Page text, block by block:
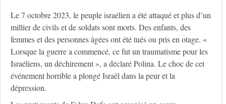
Le 7 octobre 2023, le peuple israélien a été attaqué et plus d’un
millier de civils et de soldats sont morts. Des enfants, des
femmes et des personnes âgées ont été tués ou pris en otage. «
Lorsque la guerre a commencé, ce fut un traumatisme pour les
Israéliens, un déchirement », a déclaré Polina. Le choc de cet
événement horrible a plongé Israël dans la peur et la
dépression.